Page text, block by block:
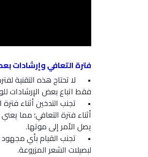
فترة التعافي وإرشادات
•
لا تحتاج هذه التقنية
فقط اتباع بعض الإرشادات
•
تجنب التدخين أثناء
أثناء فترة التعافي؛ مما
يصل الأمر إلى موتها.
•
تجنب القيام بأي
لبصيلات الشعر المزروعة.